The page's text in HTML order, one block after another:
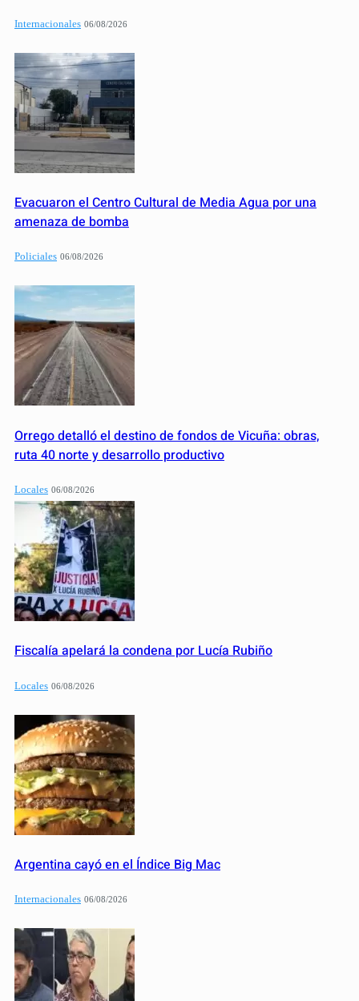
Internacionales 06/08/2026
Evacuaron el Centro Cultural de Media Agua por una
amenaza de bomba
Policiales 06/08/2026
Orrego detalló el destino de fondos de Vicuña: obras,
ruta 40 norte y desarrollo productivo
Locales 06/08/2026
Fiscalía apelará la condena por Lucía Rubiño
Locales 06/08/2026
Argentina cayó en el Índice Big Mac
Internacionales 06/08/2026